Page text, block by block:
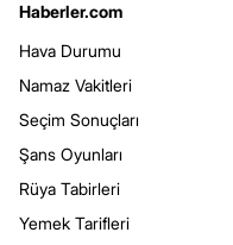
Haberler.com
Hava Durumu
Namaz Vakitleri
Seçim Sonuçları
Şans Oyunları
Rüya Tabirleri
Yemek Tarifleri